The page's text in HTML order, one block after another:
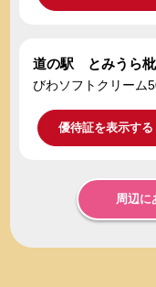
道の駅 とみうら
びわソフトクリーム
優待証を表示する
周辺に